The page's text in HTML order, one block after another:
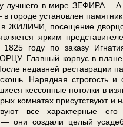
луч­ше­го в ми­ре ЗЕФИРА… А
го­ро­де уста­нов­лен
ЖИЛИЧИ, посещение
яр­ким
го­ду по заказу
Главный кор­пус в пла­не
недавней ре­став­ра­ции
Нарядная строгость
кес­сон­ные потолки в
комнатах присутствуют
все ха­рак­тер­ные
— они со­зда­ли целый